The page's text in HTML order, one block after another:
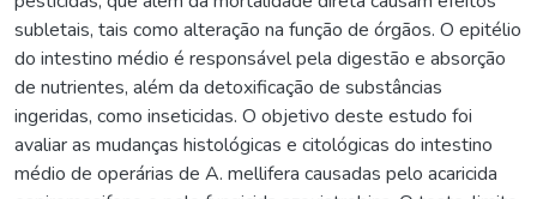
subletais, tais como alteração na função de órgãos. O epitélio
do intestino médio é responsável pela digestão e absorção
de nutrientes, além da detoxificação de substâncias
ingeridas, como inseticidas. O objetivo deste estudo foi
avaliar as mudanças histológicas e citológicas do intestino
médio de operárias de A. mellifera causadas pelo acaricida